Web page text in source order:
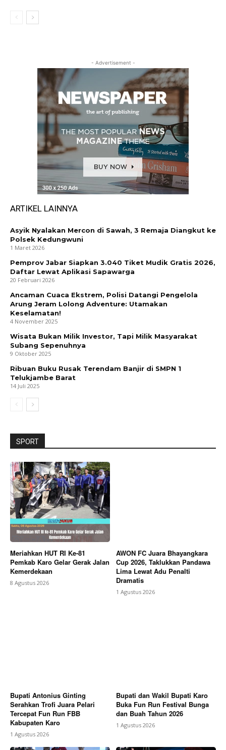
- Advertisement -
ARTIKEL LAINNYA
Asyik Nyalakan Mercon di Sawah, 3 Remaja Diangkut ke
Polsek Kedungwuni
1 Maret 2026
Pemprov Jabar Siapkan 3.040 Tiket Mudik Gratis 2026,
Daftar Lewat Aplikasi Sapawarga
20 Februari 2026
Ancaman Cuaca Ekstrem, Polisi Datangi Pengelola
Arung Jeram Lolong Adventure: Utamakan
Keselamatan!
4 November 2025
Wisata Bukan Milik Investor, Tapi Milik Masyarakat
Subang Sepenuhnya
9 Oktober 2025
Ribuan Buku Rusak Terendam Banjir di SMPN 1
Telukjambe Barat
14 Juli 2025
SPORT
Meriahkan HUT RI Ke-81
Pemkab Karo Gelar Gerak Jalan
Kemerdekaan
8 Agustus 2026
AWON FC Juara Bhayangkara
Cup 2026, Taklukkan Pandawa
Lima Lewat Adu Penalti
Dramatis
1 Agustus 2026
Bupati Antonius Ginting
Serahkan Trofi Juara Pelari
Tercepat Fun Run FBB
Kabupaten Karo
1 Agustus 2026
Bupati dan Wakil Bupati Karo
Buka Fun Run Festival Bunga
dan Buah Tahun 2026
1 Agustus 2026